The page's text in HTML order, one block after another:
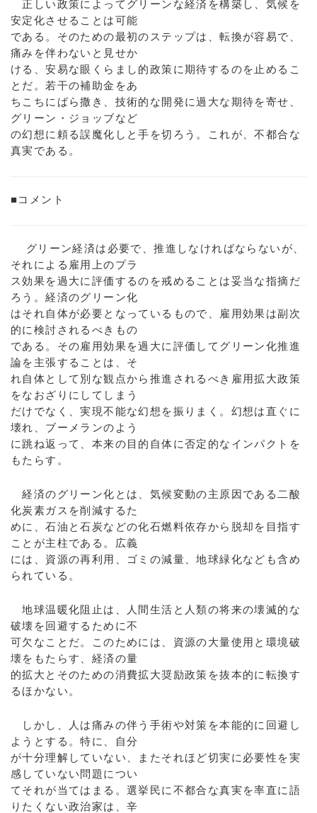
正しい政策によってグリーンな経済を構築し、気候を
安定化させることは可能
である。そのための最初のステップは、転換が容易で、
痛みを伴わないと見せか
ける、安易な眼くらまし的政策に期待するのを止めるこ
とだ。若干の補助金をあ
ちこちにばら撒き、技術的な開発に過大な期待を寄せ、
グリーン・ジョッブなど
の幻想に頼る誤魔化しと手を切ろう。これが、不都合な
真実である。
■コメント
グリーン経済は必要で、推進しなければならないが、
それによる雇用上のプラ
ス効果を過大に評価するのを戒めることは妥当な指摘だ
ろう。経済のグリーン化
はそれ自体が必要となっているもので、雇用効果は副次
的に検討されるべきもの
である。その雇用効果を過大に評価してグリーン化推進
論を主張することは、そ
れ自体として別な観点から推進されるべき雇用拡大政策
をなおざりにしてしまう
だけでなく、実現不能な幻想を振りまく。幻想は直ぐに
壊れ、ブーメランのよう
に跳ね返って、本来の目的自体に否定的なインパクトを
もたらす。
経済のグリーン化とは、気候変動の主原因である二酸
化炭素ガスを削減するた
めに、石油と石炭などの化石燃料依存から脱却を目指す
ことが主柱である。広義
には、資源の再利用、ゴミの減量、地球緑化なども含め
られている。
地球温暖化阻止は、人間生活と人類の将来の壊滅的な
破壊を回避するために不
可欠なことだ。このためには、資源の大量使用と環境破
壊をもたらす、経済の量
的拡大とそのための消費拡大奨励政策を抜本的に転換す
るほかない。
しかし、人は痛みの伴う手術や対策を本能的に回避し
ようとする。特に、自分
が十分理解していない、またそれほど切実に必要性を実
感していない問題につい
てそれが当てはまる。選挙民に不都合な真実を率直に語
りたくない政治家は、辛